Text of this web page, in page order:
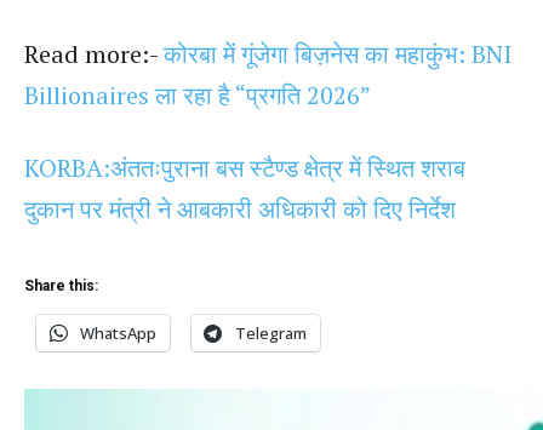
Read more:-कोरबा में गूंजेगा बिज़नेस का महाकुंभ: BNI
Billionaires ला रहा है “प्रगति 2026”
KORBA:अंततःपुराना बस स्टैण्ड क्षेत्र में स्थित शराब
दुकान पर मंत्री ने आबकारी अधिकारी को दिए निर्देश
Share this:
WhatsApp Telegram